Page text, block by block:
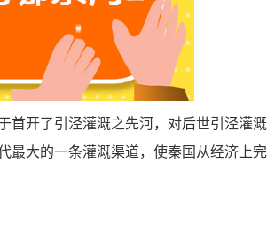
首开了引泾灌溉之先河，对后世引泾灌溉
最大的一条灌溉渠道，使秦国从经济上完